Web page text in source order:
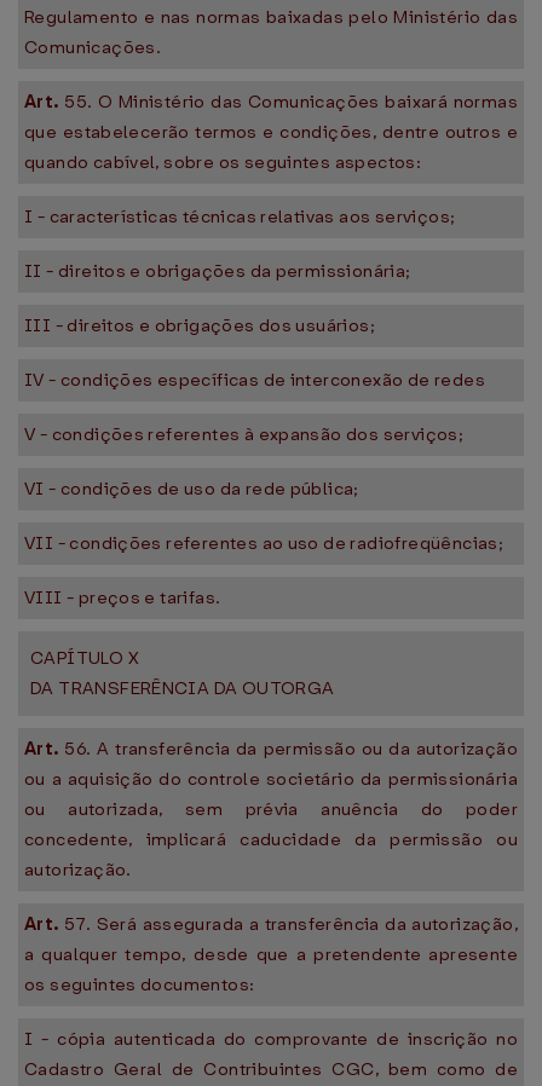
Regulamento e nas normas baixadas pelo Ministério das
Comunicações.
Art. 55. O Ministério das Comunicações baixará normas
que estabelecerão termos e condições, dentre outros e
quando cabível, sobre os seguintes aspectos:
I - características técnicas relativas aos serviços;
II - direitos e obrigações da permissionária;
III - direitos e obrigações dos usuários;
IV - condições específicas de interconexão de redes
V - condições referentes à expansão dos serviços;
VI - condições de uso da rede pública;
VII - condições referentes ao uso de radiofreqüências;
VIII - preços e tarifas.
CAPÍTULO X
DA TRANSFERÊNCIA DA OUTORGA
Art. 56. A transferência da permissão ou da autorização
ou a aquisição do controle societário da permissionária
ou autorizada, sem prévia anuência do poder
concedente, implicará caducidade da permissão ou
autorização.
Art. 57. Será assegurada a transferência da autorização,
a qualquer tempo, desde que a pretendente apresente
os seguintes documentos:
I - cópia autenticada do comprovante de inscrição no
Cadastro Geral de Contribuintes CGC, bem como de